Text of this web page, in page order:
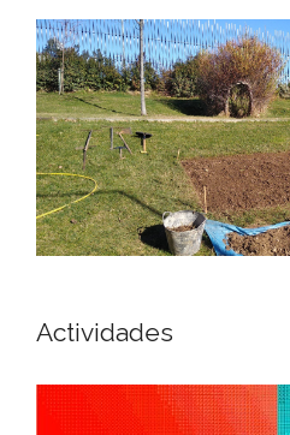
Actividades